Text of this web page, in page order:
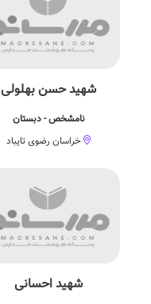
شهید حسن بهلولی
نامشخص - دبستان
خراسان رضوی تایباد
شهید احسانی